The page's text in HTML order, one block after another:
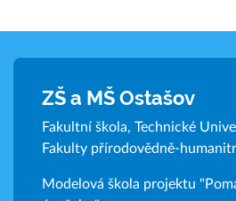
ZŠ a MŠ Ostašov
Fakultní škola, Technické
Fakulty přírodovědně-
Modelová škola projektu